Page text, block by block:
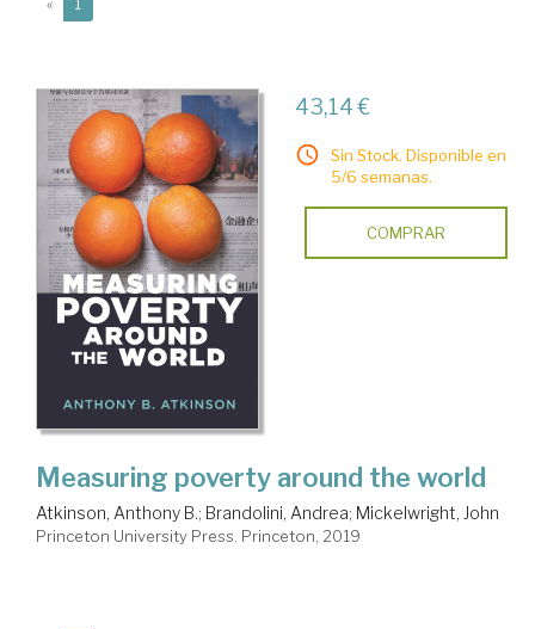
« 1
43,14 €
Sin Stock. Disponible en
5/6 semanas.
COMPRAR
Measuring poverty around the world
Atkinson, Anthony B.; Brandolini, Andrea; Mickelwright, John
Princeton University Press. Princeton, 2019